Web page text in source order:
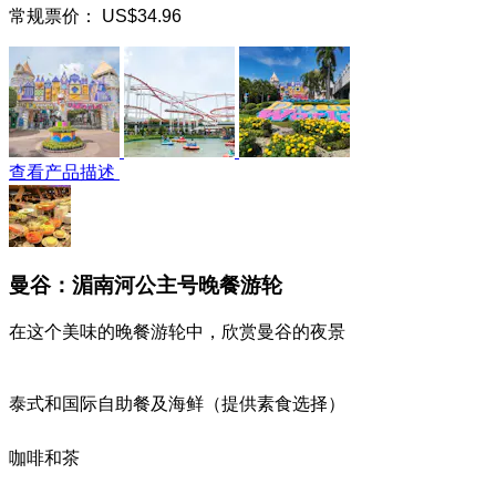
常规票价： US$34.96
查看产品描述
曼谷：湄南河公主号晚餐游轮
在这个美味的晚餐游轮中，欣赏曼谷的夜景
泰式和国际自助餐及海鲜（提供素食选择）
咖啡和茶